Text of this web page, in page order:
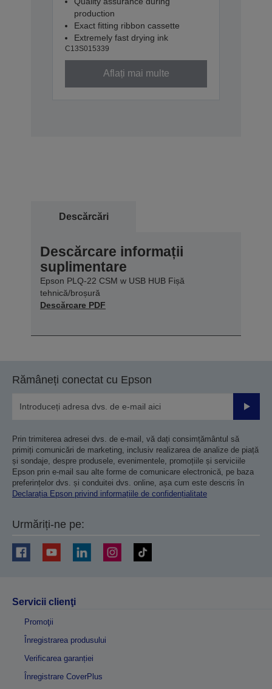
production
Exact fitting ribbon cassette
Extremely fast drying ink
C13S015339
Aflați mai multe
Descărcări
Descărcare informații
suplimentare
Epson PLQ-22 CSM w USB HUB Fișă
tehnică/broșură
Descărcare PDF
Rămâneți conectat cu Epson
Prin trimiterea adresei dvs. de e-mail, vă dați consimțământul să
primiți comunicări de marketing, inclusiv realizarea de analize de piață
și sondaje, despre produsele, evenimentele, promoțiile și serviciile
Epson prin e-mail sau alte forme de comunicare electronică, pe baza
preferințelor dvs. și conduitei dvs. online, așa cum este descris în
Declarația Epson privind informațiile de confidențialitate
Urmăriți-ne pe:
Servicii clienţi
Promoţii
Înregistrarea produsului
Verificarea garanției
Înregistrare CoverPlus